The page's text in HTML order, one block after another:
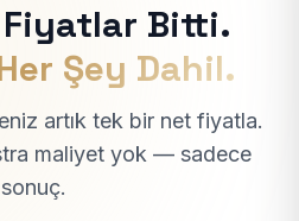
Fiyatlar Bitti.
Şey Dahil.
artık tek bir net fiyatla.
maliyet yok — sadece
sonuç.